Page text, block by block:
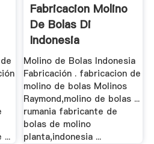
...
Fabricacion Molino
De Bolas Di
Indonesia
Molino de Bolas Indonesia
Fabricación . fabricacion de
molino de bolas Molinos
Raymond,molino de bolas ...
rumania fabricante de
bolas de molino
planta,indonesia ...